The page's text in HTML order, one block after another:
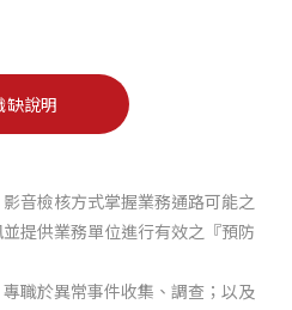
缺說明
音檢核方式掌握業務通路可能之
提供業務單位進行有效之『預防
職於異常事件收集、調查；以及